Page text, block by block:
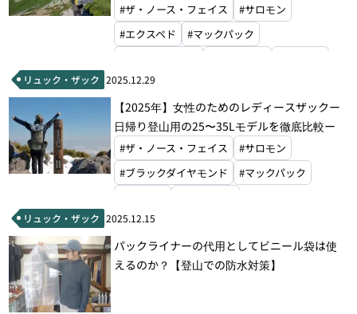
#ザ・ノース・フェイス
#サロモン
#エクスペド
#マックパック
#オスプレー
#ミステリーランチ
#モンベル
リュック・ザック 2025.12.29
【2025年】女性のためのレディースザックー
日帰り登山用の25〜35Lモデルを徹底比較ー
#ザ・ノース・フェイス
#サロモン
#ブラックダイヤモンド
#マックパック
#アルティメイトディレクション
#ミステリーランチ
#モンベル
リュック・ザック 2025.12.15
パックライナーの代用としてビニール袋は使
えるのか？【登山での防水対策】